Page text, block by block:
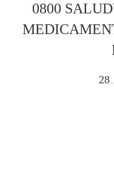
0800
28 .